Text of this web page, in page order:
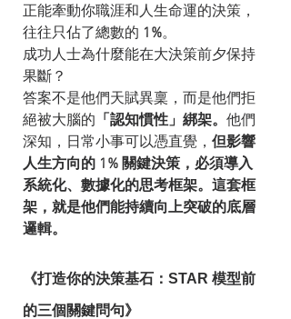
正能牽動你職涯和人生命運的決策，
往往只佔了總數的 1%。
成功人士為什麼能在大決策前夕保持
果斷？
答案不是他們天賦異稟，而是他們拒
絕被大腦的 「認知慣性」綁架。 他們
深知，日常小事可以憑直覺， 但影響
人生方向的 1% 關鍵決策，必須導入
系統化、數據化的思考框架。這套框
架，就是他們能持續向上突破的底層
邏輯。
《打造你的決策基石：STAR 模型前
的三個關鍵問句》